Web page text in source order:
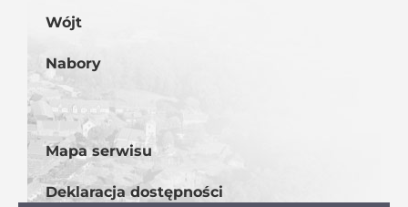
Wójt
Nabory
Mapa serwisu
Deklaracja dostępności